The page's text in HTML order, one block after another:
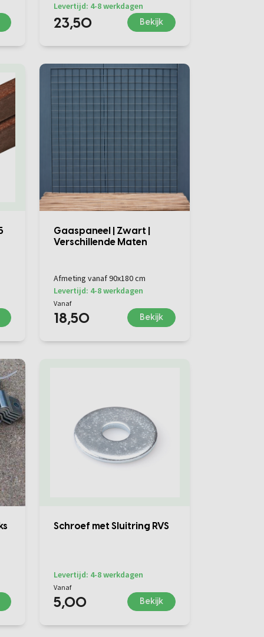
Levertijd: 4-8 werkdagen
23,50 Bekijk
Gaaspaneel | Zwart |
Verschillende Maten
Afmeting vanaf 90x180 cm
Levertijd: 4-8 werkdagen
Vanaf
18,50 Bekijk
Schroef met Sluitring RVS
Levertijd: 4-8 werkdagen
Vanaf
5,00 Bekijk